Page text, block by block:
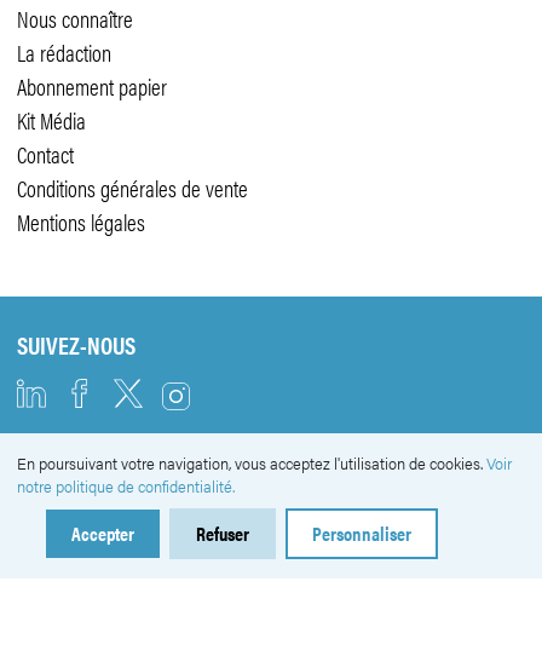
Nous connaître
La rédaction
Abonnement papier
Kit Média
Contact
Conditions générales de vente
Mentions légales
SUIVEZ-NOUS
NEWSLETTER
En poursuivant votre navigation, vous acceptez l'utilisation de cookies.Voir
notre politique de confidentialité.
Accepter Refuser Personnaliser